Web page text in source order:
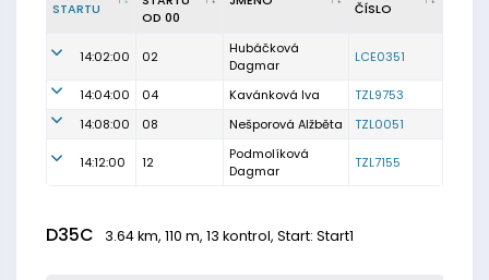
STARTU
OD 00
ČÍSLO
14:02:00 02
Hubáčková
Dagmar
LCE0351
14:04:00 04 Kavánková Iva
TZL9753
14:08:00
08 Nešporová Alžběta TZL0051
14:12:00 12
Podmolíková
Dagmar
TZL7155
D35C 3.64 km, 110 m, 13 kontrol, Start: Start1